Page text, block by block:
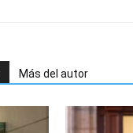
Más del autor